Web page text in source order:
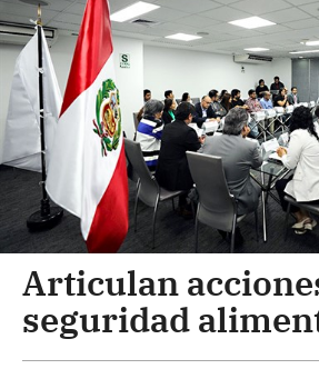
Articulan
seguridad